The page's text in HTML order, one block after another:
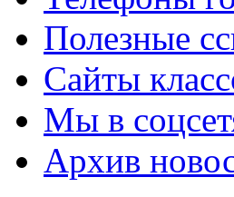
Полезные
Сайты
Мы в
Архив